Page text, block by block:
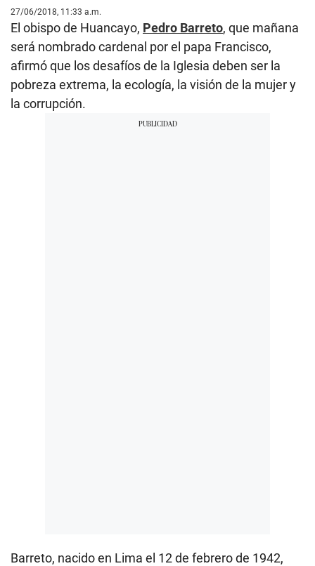
27/06/2018, 11:33 a.m.
El obispo de Huancayo, Pedro Barreto, que mañana
será nombrado cardenal por el papa Francisco,
afirmó que los desafíos de la Iglesia deben ser la
pobreza extrema, la ecología, la visión de la mujer y
la corrupción.
Barreto, nacido en Lima el 12 de febrero de 1942,